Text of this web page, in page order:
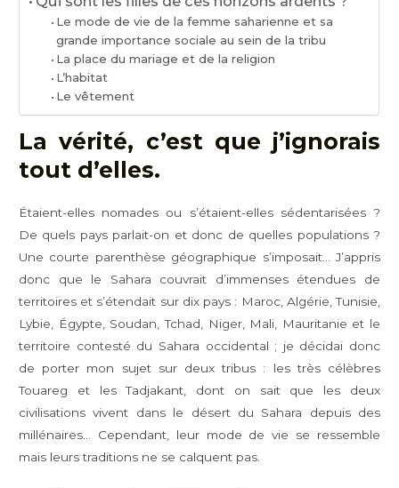
Le mode de vie de la femme saharienne et sa
grande importance sociale au sein de la tribu
La place du mariage et de la religion
L’habitat
Le vêtement
La vérité, c’est que j’ignorais
tout d’elles.
Étaient-elles nomades ou s’étaient-elles sédentarisées ?
De quels pays parlait-on et donc de quelles populations ?
Une courte parenthèse géographique s’imposait… J’appris
donc que le Sahara couvrait d’immenses étendues de
territoires et s’étendait sur dix pays : Maroc, Algérie, Tunisie,
Lybie, Égypte, Soudan, Tchad, Niger, Mali, Mauritanie et le
territoire contesté du Sahara occidental ; je décidai donc
de porter mon sujet sur deux tribus : les très célèbres
Touareg et les Tadjakant, dont on sait que les deux
civilisations vivent dans le désert du Sahara depuis des
millénaires… Cependant, leur mode de vie se ressemble
mais leurs traditions ne se calquent pas.